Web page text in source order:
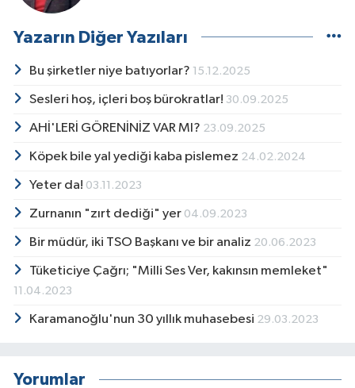
Yazarın Diğer Yazıları
Bu şirketler niye batıyorlar? 15.12.2025
Sesleri hoş, içleri boş bürokratlar! 30.09.2025
AHİ'LERİ GÖRENİNİZ VAR MI? 23.09.2025
Köpek bile yal yediği kaba pislemez 24.02.2024
Yeter da! 03.11.2023
Zurnanın "zırt dediği" yer 04.09.2023
Bir müdür, iki TSO Başkanı ve bir analiz 20.06.2023
Tüketiciye Çağrı; "Milli Ses Ver, kakınsın memleket"
11.04.2023
Karamanoğlu'nun 30 yıllık muhasebesi 29.03.2023
Yorumlar